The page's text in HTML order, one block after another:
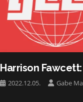
Harrison
2022.12.05. Gabe